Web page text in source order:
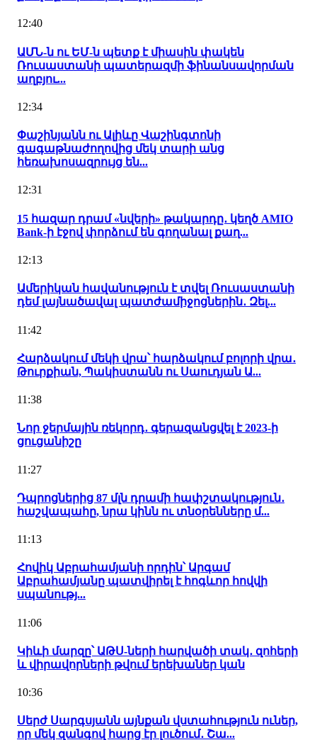
12:40
ԱՄՆ-ն ու ԵՄ-ն պետք է միասին փակեն
Ռուսաստանի պատերազմի ֆինանսավորման
աղբյու...
12:34
Փաշինյանն ու Ալիևը Վաշինգտոնի
գագաթնաժողովից մեկ տարի անց
հեռախոսազրույց են...
12:31
15 հազար դրամ «նվերի» թակարդը․ կեղծ AMIO
Bank-ի էջով փորձում են գողանալ քաղ...
12:13
Ամերիկան հավանություն է տվել Ռուսաստանի
դեմ լայնածավալ պատժամիջոցներին․ Զել...
11:42
Հարձակում մեկի վրա՝ հարձակում բոլորի վրա․
Թուրքիան, Պակիստանն ու Սաուդյան Ա...
11:38
Նոր ջերմային ռեկորդ․ գերազանցվել է 2023-ի
ցուցանիշը
11:27
Դպրոցներից 87 մլն դրամի հափշտակություն․
հաշվապահը, նրա կինն ու տնօրենները մ...
11:13
Հովիկ Աբրահամյանի որդին՝ Արգամ
Աբրահամյանը պատվիրել է հոգևոր հովվի
սպանությ...
11:06
Կիևի մարզը՝ ԱԹՍ-ների հարվածի տակ․ զոհերի
և վիրավորների թվում երեխաներ կան
10:36
Սերժ Սարգսյանն այնքան վստահություն ուներ,
որ մեկ զանգով հարց էր լուծում․ Շա...